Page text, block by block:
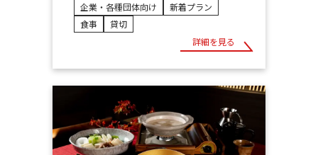
企業・各種団体向け
新着プラン
食事
貸切
詳細を見る